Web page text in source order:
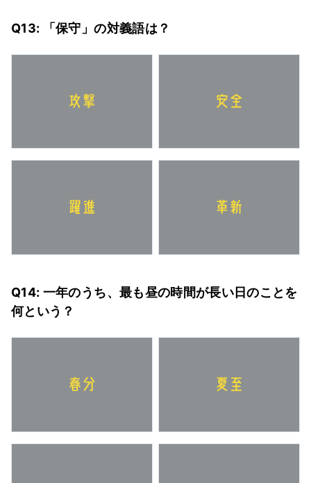
Q13: 「保守」の対義語は？
Q14: 一年のうち、最も昼の時間が長い日のことを
何という？